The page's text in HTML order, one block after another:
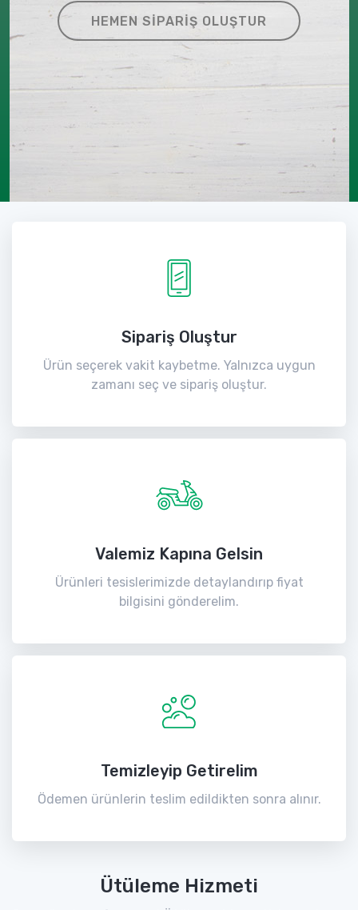
HEMEN SIPARIŞ OLUŞTUR
Sipariş Oluştur
Ürün seçerek vakit kaybetme. Yalnızca uygun
zamanı seç ve sipariş oluştur.
Valemiz Kapına Gelsin
Ürünleri tesislerimizde detaylandırıp fiyat
bilgisini gönderelim.
Temizleyip Getirelim
Ödemen ürünlerin teslim edildikten sonra alınır.
Ütüleme Hizmeti